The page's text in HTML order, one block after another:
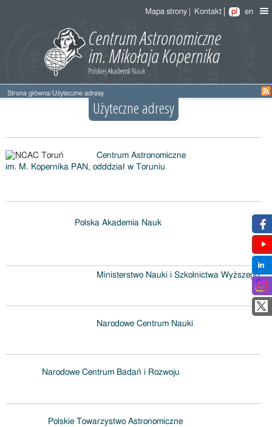
Mapa strony Kontakt pl en
Strona główna/ Użyteczne adresy
Użyteczne adresy
Centrum Astronomiczne
im. M. Kopernika PAN, odddział w Toruniu
Polska Akademia Nauk
Ministerstwo Nauki i Szkolnictwa Wyższego
Narodowe Centrum Nauki
Narodowe Centrum Badań i Rozwoju
Polskie Towarzystwo Astronomiczne